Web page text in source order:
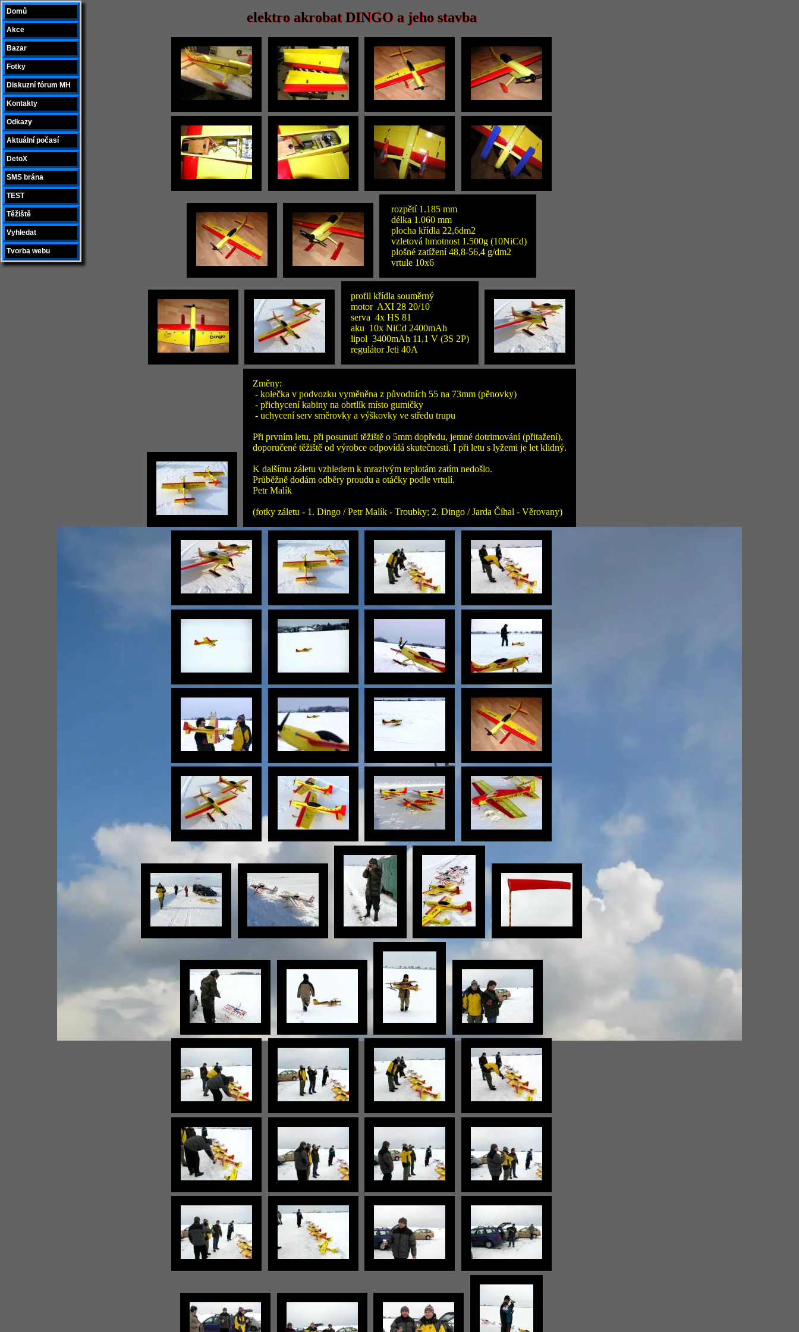
elektro akrobat DINGO a jeho stavba
rozpětí 1.185 mm
délka 1.060 mm
plocha křídla 22,6dm2
vzletová hmotnost 1.500g (10NiCd)
plošné zatížení 48,8-56,4 g/dm2
vrtule 10x6
profil křídla souměrný
motor AXI 28 20/10
serva 4x HS 81
aku 10x NiCd 2400mAh
lipol 3400mAh 11,1 V (3S 2P)
regulátor Jeti 40A
Změny:
- kolečka v podvozku vyměněna z původních 55 na 73mm (pěnovky)
- přichycení kabiny na obrtlík místo gumičky
- uchycení serv směrovky a výškovky ve středu trupu
Při prvním letu, při posunutí těžiště o 5mm dopředu, jemné dotrimování (přitažení),
doporučené těžiště od výrobce odpovídá skutečnosti. I při letu s lyžemi je let klidný.
K dalšímu záletu vzhledem k mrazivým teplotám zatím nedošlo.
Průběžně dodám odběry proudu a otáčky podle vrtulí.
Petr Malík
(fotky záletu - 1. Dingo / Petr Malík - Troubky; 2. Dingo / Jarda Číhal - Věrovany)
Domů
Akce
Bazar
Fotky
Diskuzní fórum MH
Kontakty
Odkazy
Aktuální počasí
DetoX
SMS brána
TEST
Těžiště
Vyhledat
Tvorba webu